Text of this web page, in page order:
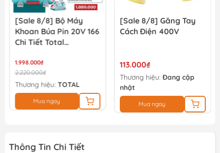
[Sale 8/8] Bộ Máy
Khoan Búa Pin 20V 166
Chi Tiết Total
THKTHP41667
1.998.000₫
2.220.000₫
Thương hiệu: TOTAL
Mua ngay
[Sale 8/8] Găng Tay
Cách Điện 400V
113.000₫
Thương hiệu: Đang cập
nhật
Mua ngay
Thông Tin Chi Tiết